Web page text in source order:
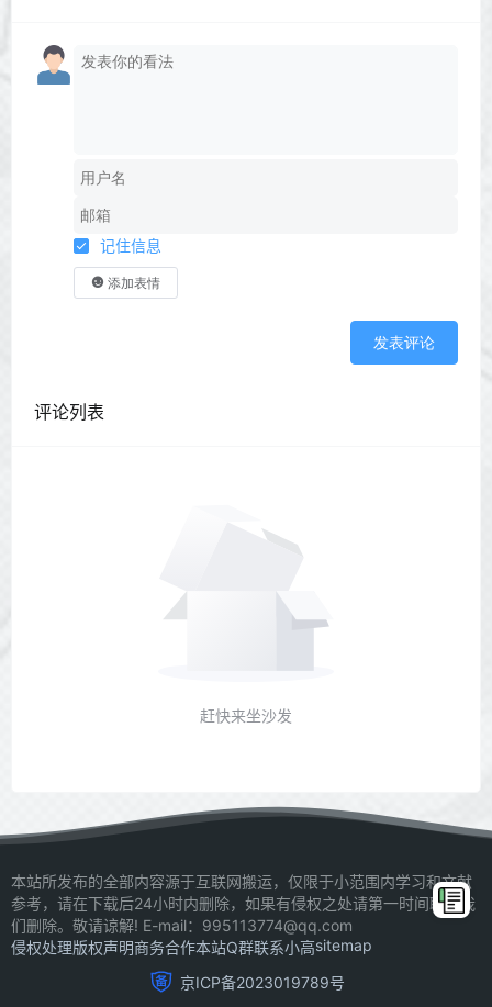
记住信息
添加表情
发表评论
评论列表
赶快来坐沙发
本站所发布的全部内容源于互联网搬运，仅限于小范围内学习和文献
参考，请在下载后24小时内删除，如果有侵权之处请第一时间联系我
们删除。敬请谅解! E-mail：995113774@qq.com
侵权处理版权声明商务合作本站Q群联系小高sitemap
京ICP备2023019789号